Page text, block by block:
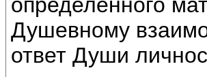
определённого
Душевному
ответ Души